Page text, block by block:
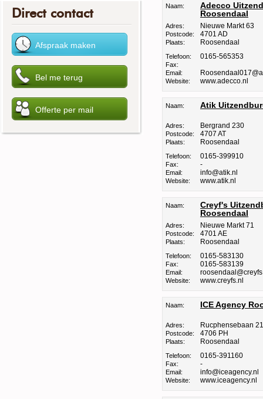
Naam:
Adecco
Roosendaal
Adres: Nieuwe Markt 63
Postcode: 4701 AD
Plaats: Roosendaal
Telefoon: 0165-565353
Fax:
Email:
Website: www.adecco.nl
Naam: Atik
Adres: Bergrand 230
Postcode: 4707 AT
Plaats: Roosendaal
Telefoon: 0165-399910
Fax: -
Email: info@atik.nl
Website: www.atik.nl
Naam:
Creyf's
Roosendaal
Adres: Nieuwe Markt 71
Postcode: 4701 AE
Plaats: Roosendaal
Telefoon: 0165-583130
Fax: 0165-583139
Email:
Website: www.creyfs.nl
Naam: ICE Agency
Adres: Rucphensebaan 21
Postcode: 4706 PH
Plaats: Roosendaal
Telefoon: 0165-391160
Fax: -
Email: info@iceagency.nl
Website: www.iceagency.nl
Direct contact